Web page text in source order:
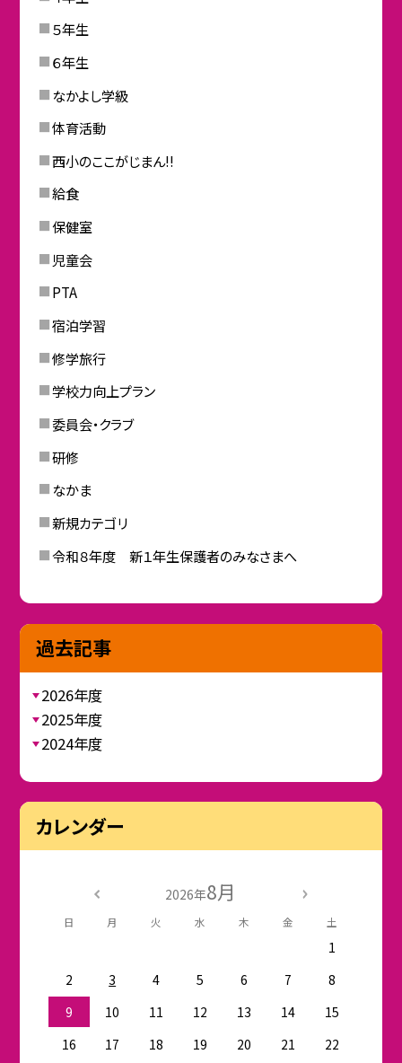
５年生
６年生
なかよし学級
体育活動
西小のここがじまん!!
給食
保健室
児童会
PTA
宿泊学習
修学旅行
学校力向上プラン
委員会・クラブ
研修
なかま
新規カテゴリ
令和８年度 新１年生保護者のみなさまへ
過去記事
2026年度
2025年度
2024年度
カレンダー
2026年8月
日 月 火 水 木 金 土
1
2
3 4 5 6 7
8
9
10 11 12 13 14
15
16
17 18 19 20 21
22